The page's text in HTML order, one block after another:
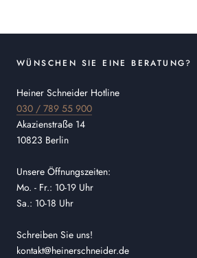
WÜNSCHEN SIE EINE BERATUNG?
Heiner Schneider Hotline
030 / 789 55 900
Akazienstraße 14
10823 Berlin
Unsere Öffnungszeiten:
Mo. - Fr.: 10-19 Uhr
Sa.: 10-18 Uhr
Schreiben Sie uns!
kontakt@heinerschneider.de